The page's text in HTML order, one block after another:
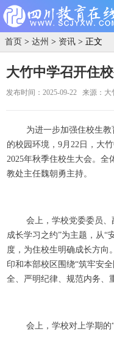
首页 > 达州 > 资讯 > 正文
大竹中学召开住
发布时间：2025-09-22 来源：大
为进一步加强住校生
的校园环境，9月22日，大
2025年秋季住校生大会。全
教处主任魏朝勇主持。
会上，学校党委委员
成长学习之约”为主题，从“
度，为住校生明确成长方向
印和本部校区围绕“筑牢安
全、严明纪律、规范内务、
会上，学校对上学期的